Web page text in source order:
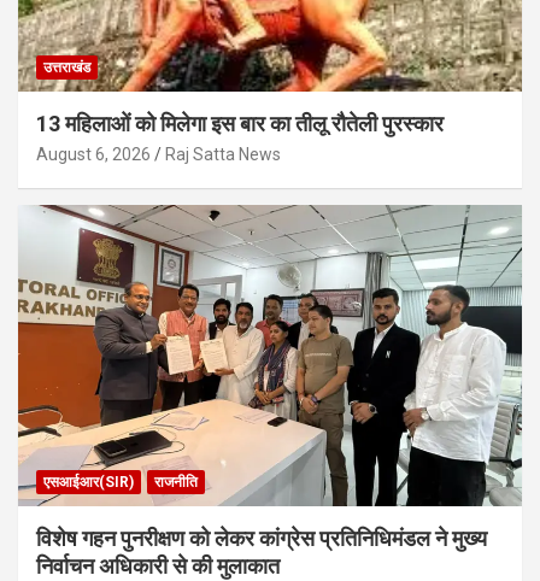
उत्तराखंड
13 महिलाओं को मिलेगा इस बार का तीलू रौतेली पुरस्कार
August 6, 2026 Raj Satta News
एसआईआर(SIR) राजनीति
विशेष गहन पुनरीक्षण को लेकर कांग्रेस प्रतिनिधिमंडल ने मुख्य
निर्वाचन अधिकारी से की मुलाकात